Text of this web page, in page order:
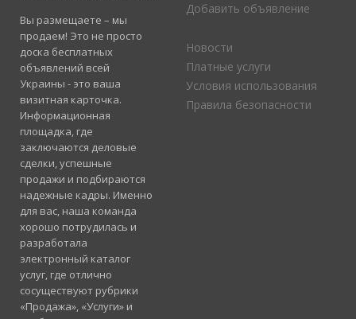
Вы размещаете – мы
продаем! Это не просто
доска бесплатных
объявлений всей
Украины - это ваша
визитная карточка.
Информационная
площадка, где
заключаются деловые
сделки, успешные
продажи и подбираются
надежные кадры. Именно
для вас, наша команда
хорошо потрудилась и
разработала
электронный каталог
услуг, где отлично
сосуществуют рубрики
«Продажа», «Услуги» и
Добавить объявление
Новости
Платные услуги
Условия использования
Правила безопасности